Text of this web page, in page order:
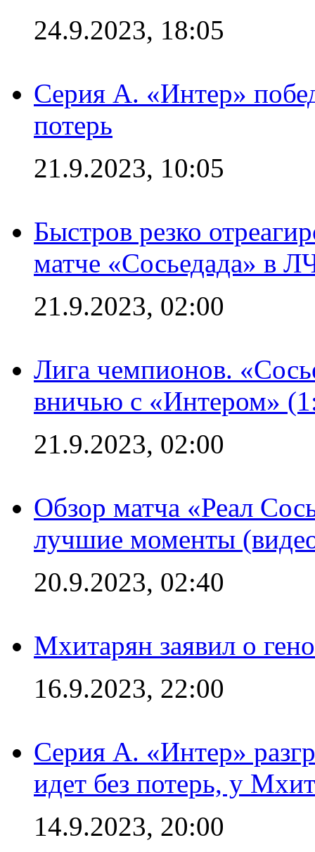
24.9.2023, 18:05
Серия А. «Интер»
потерь
21.9.2023, 10:05
Быстров резко
матче «Сосьедада» в
21.9.2023, 02:00
Лига чемпионов.
вничью с «Интером»
21.9.2023, 02:00
Обзор матча «Реал
лучшие моменты
20.9.2023, 02:40
Мхитарян заявил о
16.9.2023, 22:00
Серия А. «Интер»
идет без потерь, у
14.9.2023, 20:00